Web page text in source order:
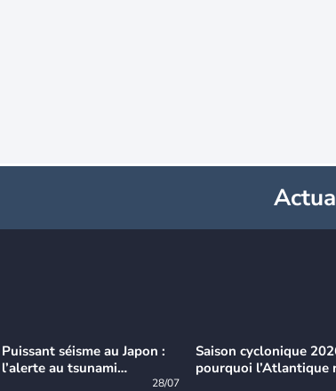
Puissant séisme au Japon :
l’alerte au tsunami
28/07
Saison cyclonique
pourquoi l’Atlantique